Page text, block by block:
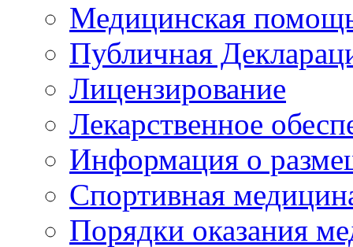
Медицинская
Публичная
Лицензирование
Лекарственное
Информация о
Спортивная
Порядки оказания